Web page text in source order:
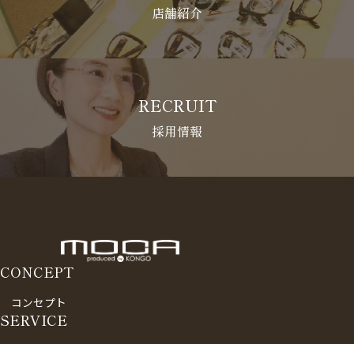
店舗紹介
RECRUIT
採用情報
CONCEPT
コンセプト
SERVICE